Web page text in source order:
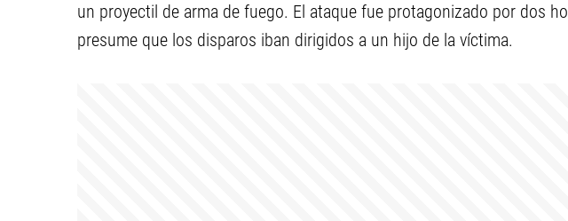
un proyectil de arma de fuego. El ataque fue protagonizado por dos
presume que los disparos iban dirigidos a un hijo de la víctima.